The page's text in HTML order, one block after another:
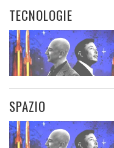
TECNOLOGIE
SPAZIO